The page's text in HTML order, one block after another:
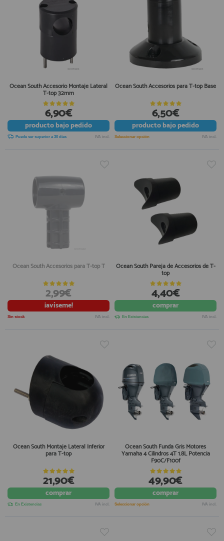
Ocean South Accesorio Montaje Lateral
T-top 32mm
6,90€
productobajo pedido
Puede ser superior a 30 días IVA incl.
Ocean South Accesorios para T-top Base
6,50€
productobajo pedido
Seleccionar opción IVA incl.
Ocean South Accesorios para T-top T
2,99€
¡avíseme!
Sin stock IVA incl.
Ocean South Pareja de Accesorios de T-
top
4,40€
comprar
En Existencias IVA incl.
Ocean South Montaje Lateral Inferior
para T-top
21,90€
comprar
En Existencias IVA incl.
Ocean South Funda Gris Motores
Yamaha 4 Cilindros 4T 1.8L Potencia
F90C/F100f
49,90€
comprar
Seleccionar opción IVA incl.